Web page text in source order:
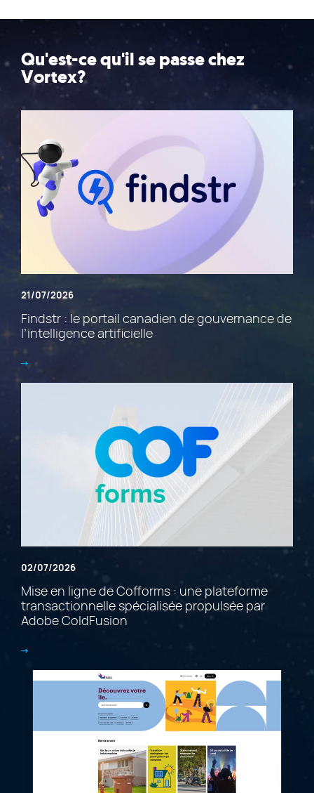
Qu'est-ce qu'il se passe chez
Vortex?
21/07/2026
Findstr : le portail canadien de gouvernance de
l’intelligence artificielle
02/07/2026
Mise en ligne de Cofforms : une plateforme
transactionnelle spécialisée propulsée par
Adobe ColdFusion